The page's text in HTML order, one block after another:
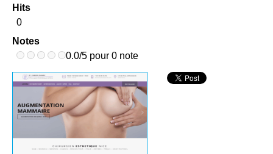
Hits
0
Notes
0.0/5 pour 0 note